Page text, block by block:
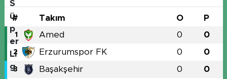
# Takım O P
1 Amed 0 0
2 Erzurumspor FK 0 0
3 Başakşehir 0 0